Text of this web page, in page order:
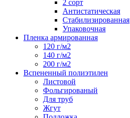
2 сорт
Антистатическая
Стабилизированная
Упаковочная
Пленка армированная
120 г/м2
140 г/м2
200 г/м2
Вспененный полиэтилен
Листовой
Фольгированый
Для труб
Жгут